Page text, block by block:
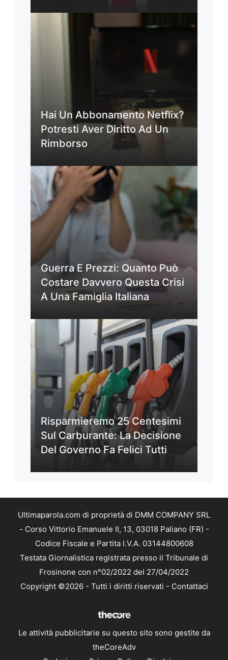
Hai Un Abbonamento Netflix?
Potresti Aver Diritto Ad Un
Rimborso
Guerra E Prezzi: Quanto Può
Costare Davvero Questa Crisi
A Una Famiglia Italiana
Risparmieremo 25 Centesimi
Sul Carburante: La Decisione
Del Governo Fa Felici Tutti
Ultimaparola.com di proprietà di DMM COMPANY SRL
- Corso Vittorio Emanuele II, 13, 03018 Paliano (FR) -
Codice Fiscale e Partita I.V.A. 03144800608
Testata Giornalistica registrata presso il Tribunale di
Frosinone con n°02/2022 del 27/04/2022
Copyright ©2026 - Tutti i diritti riservati - Contattaci
Le attività pubblicitarie su questo sito sono gestite da
theCoreAdv